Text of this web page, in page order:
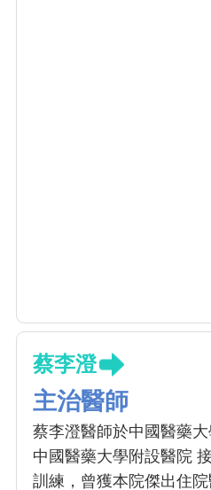
蔡李澄
主治醫師
蔡李澄醫師於中國醫藥
中國醫藥大學附設醫院
訓練，曾獲本院傑出住